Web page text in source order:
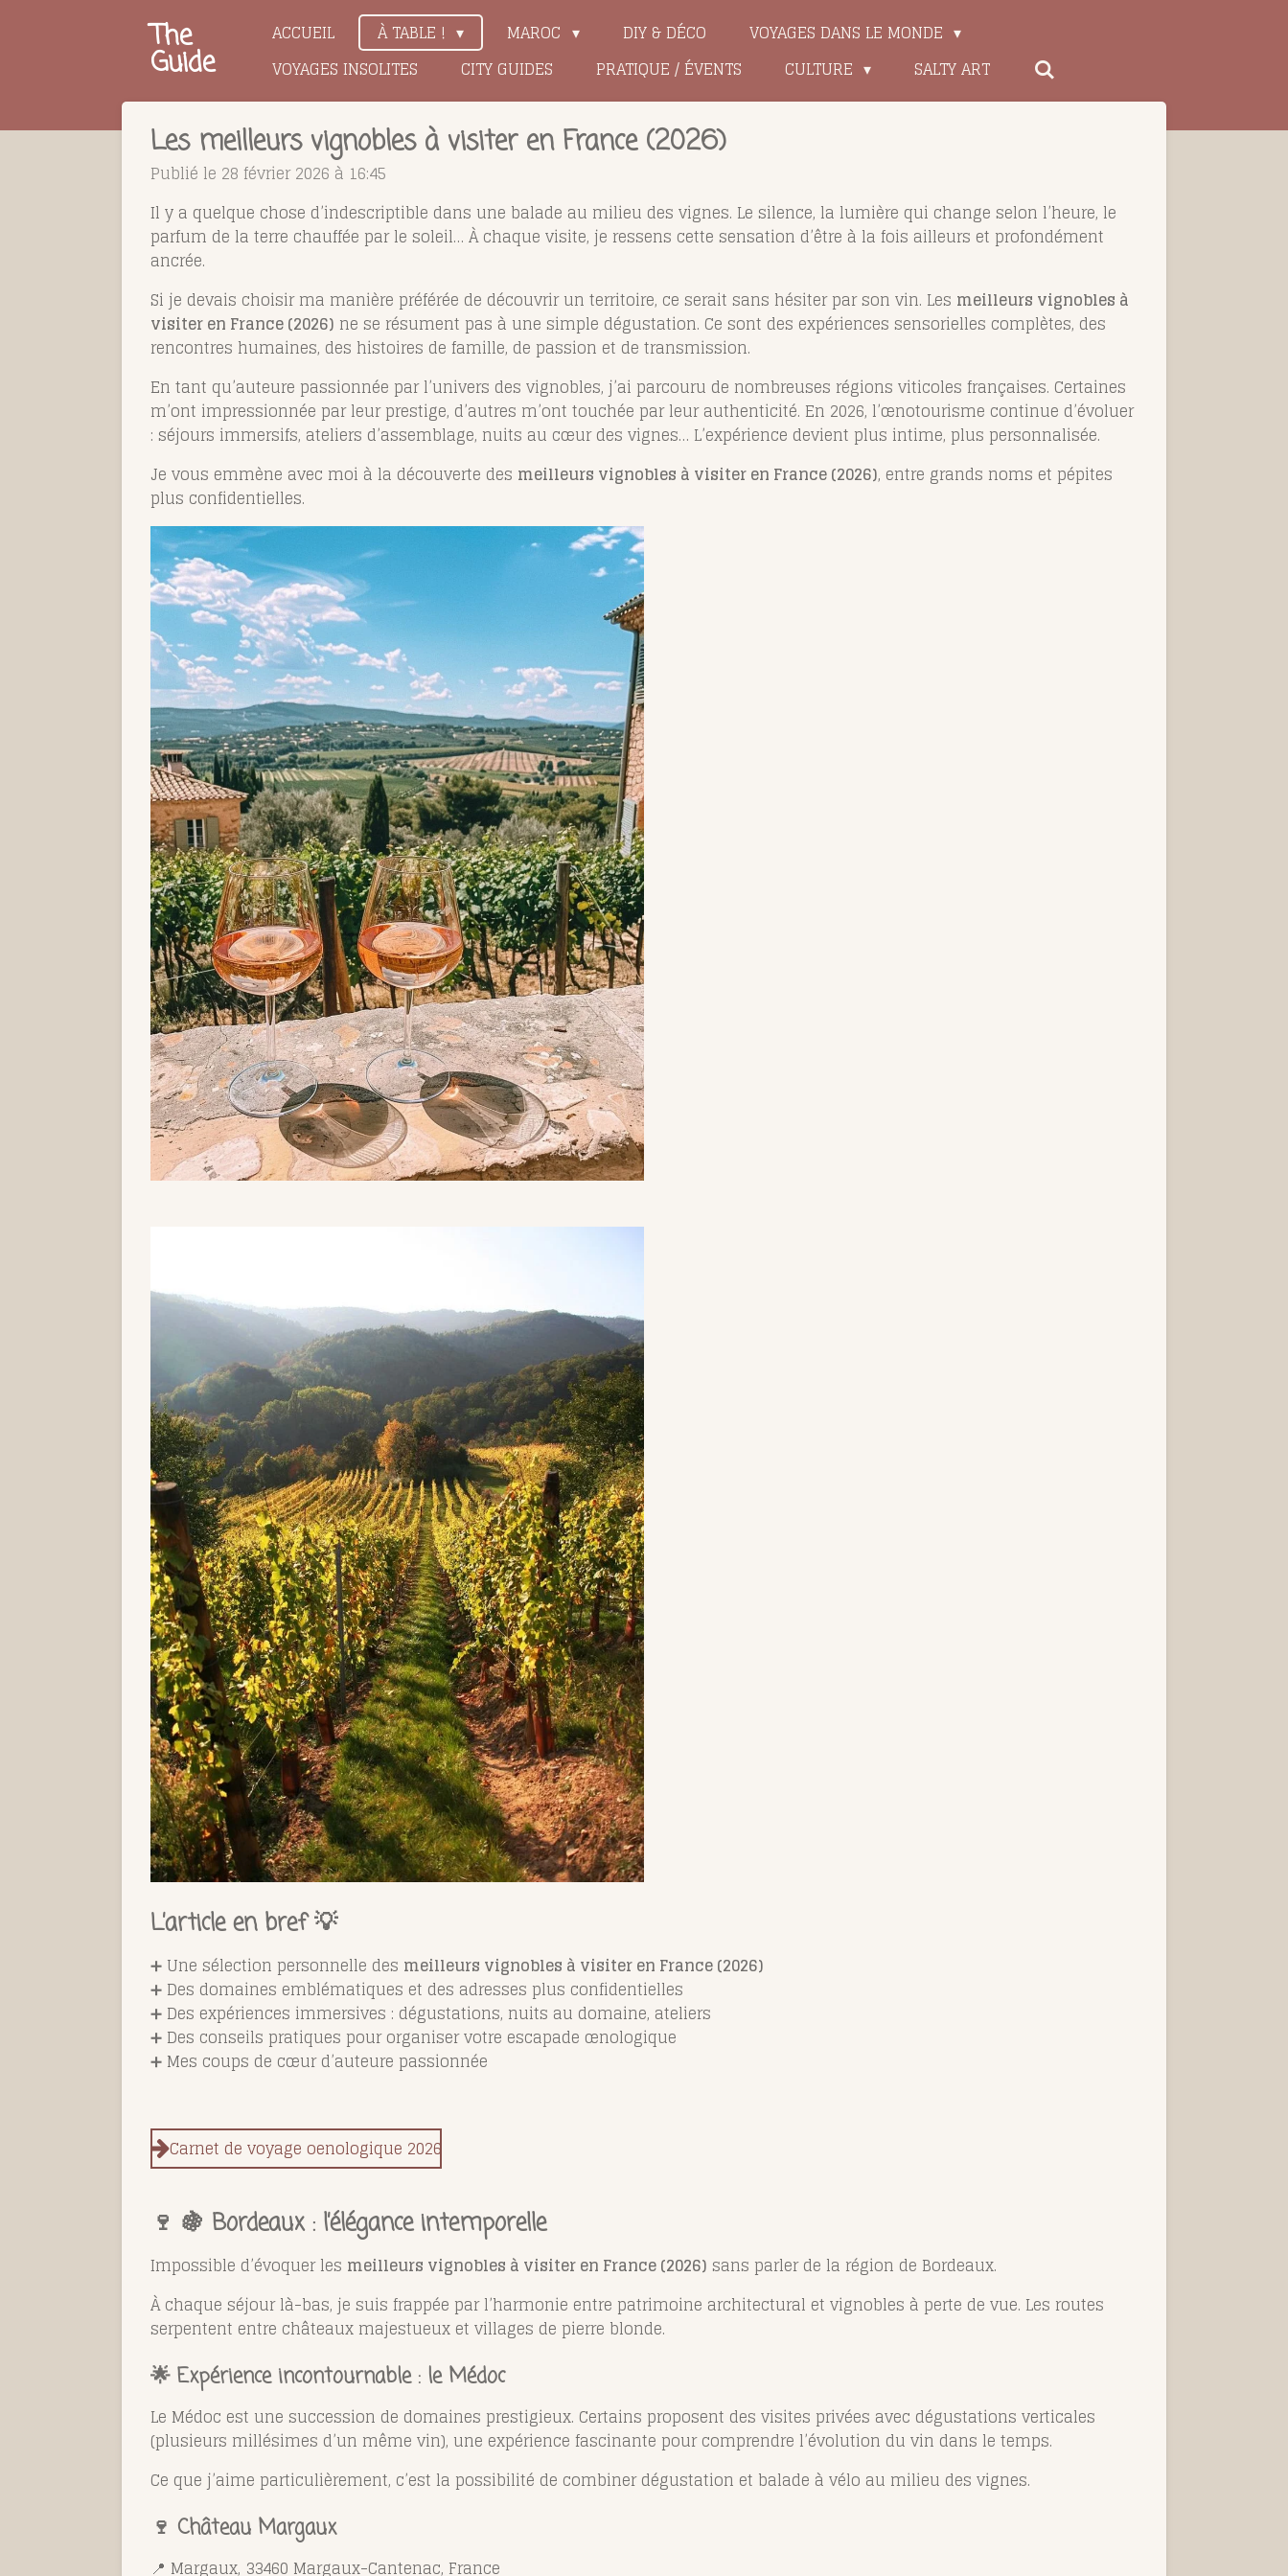
The
Guide
ACCUEIL À TABLE ! MAROC DIY & DÉCO
VOYAGES DANS LE MONDE
VOYAGES INSOLITES
CITY GUIDES PRATIQUE / ÉVENTS CULTURE SALTY ART
Les meilleurs vignobles à visiter en France (2026)
Publié le 28 février 2026 à 16:45
Il y a quelque chose d’indescriptible dans une balade au milieu des vignes. Le silence, la lumière qui change selon l’heure, le
parfum de la terre chauffée par le soleil… À chaque visite, je ressens cette sensation d’être à la fois ailleurs et profondément
ancrée.
Si je devais choisir ma manière préférée de découvrir un territoire, ce serait sans hésiter par son vin. Les meilleurs vignobles à
visiter en France (2026) ne se résument pas à une simple dégustation. Ce sont des expériences sensorielles complètes, des
rencontres humaines, des histoires de famille, de passion et de transmission.
En tant qu’auteure passionnée par l’univers des vignobles, j’ai parcouru de nombreuses régions viticoles françaises. Certaines
m’ont impressionnée par leur prestige, d’autres m’ont touchée par leur authenticité. En 2026, l’œnotourisme continue d’évoluer
: séjours immersifs, ateliers d’assemblage, nuits au cœur des vignes… L’expérience devient plus intime, plus personnalisée.
Je vous emmène avec moi à la découverte des meilleurs vignobles à visiter en France (2026), entre grands noms et pépites
plus confidentielles.
L’article en bref 💡
➕ Une sélection personnelle des meilleurs vignobles à visiter en France (2026)
➕ Des domaines emblématiques et des adresses plus confidentielles
➕ Des expériences immersives : dégustations, nuits au domaine, ateliers
➕ Des conseils pratiques pour organiser votre escapade œnologique
➕ Mes coups de cœur d’auteure passionnée
Carnet de voyage oenologique 2026
🍷 🍇 Bordeaux : l’élégance intemporelle
Impossible d’évoquer les meilleurs vignobles à visiter en France (2026) sans parler de la région de Bordeaux.
À chaque séjour là-bas, je suis frappée par l’harmonie entre patrimoine architectural et vignobles à perte de vue. Les routes
serpentent entre châteaux majestueux et villages de pierre blonde.
🌟 Expérience incontournable : le Médoc
Le Médoc est une succession de domaines prestigieux. Certains proposent des visites privées avec dégustations verticales
(plusieurs millésimes d’un même vin), une expérience fascinante pour comprendre l’évolution du vin dans le temps.
Ce que j’aime particulièrement, c’est la possibilité de combiner dégustation et balade à vélo au milieu des vignes.
🍷 Château Margaux
📍 Margaux, 33460 Margaux-Cantenac, France